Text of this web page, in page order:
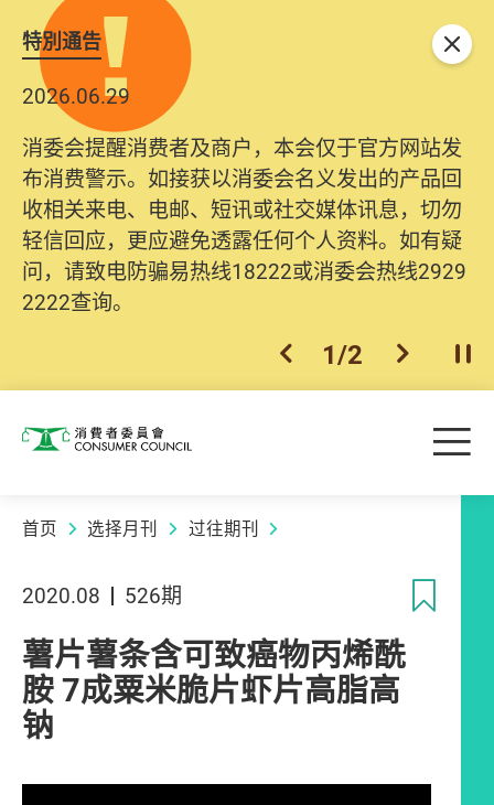
特別通告
2026.06.29
消委会提醒消费者及商户，本会仅于官方网站发
布消费警示。如接获以消委会名义发出的产品回
收相关来电、电邮、短讯或社交媒体讯息，切勿
轻信回应，更应避免透露任何个人资料。如有疑
问，请致电防骗易热线18222或消委会热线2929
2222查询。
上一个
1/2 下一个开
关闭
消费者委员会 目
首页 选择月刊 过往期刊
2020.08 526期
薯片薯条含可致癌物丙烯酰
胺 7成粟米脆片虾片高脂高
钠